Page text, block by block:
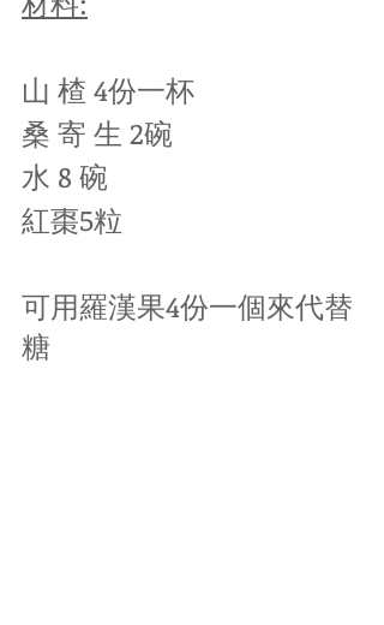
山 楂 4份一杯
桑 寄 生 2碗
水 8 碗
紅棗5粒
可用羅漢果4份一個來代替
糖